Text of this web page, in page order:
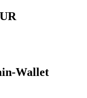
Wallet